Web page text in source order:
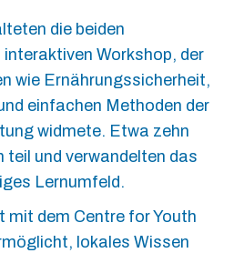
die beiden
Workshop, der
wie Ernährungssicherheit,
einfachen Methoden der
widmete. Etwa zehn
teil und verwandelten das
Lernumfeld.
mit dem Centre for Youth
lokales Wissen